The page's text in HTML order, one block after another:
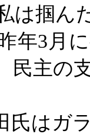
は掴ん
年3月
民主の
はガ